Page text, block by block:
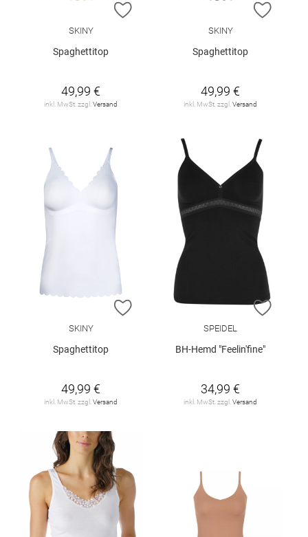
ZUR WUNSCHLISTE HINZUFÜGEN
SKINY
Spaghettitop
49,99 €
inkl. MwSt. zzgl.Versand
ZUR
SKINY
Spaghettitop
49,99 €
inkl. MwSt. zzgl.Versand
ZUR WUNSCHLISTE HINZUFÜGEN
SKINY
Spaghettitop
49,99 €
inkl. MwSt. zzgl. Versand
ZUR
SPEIDEL
BH-Hemd "Feelin'fine"
34,99 €
inkl. MwSt. zzgl. Versand